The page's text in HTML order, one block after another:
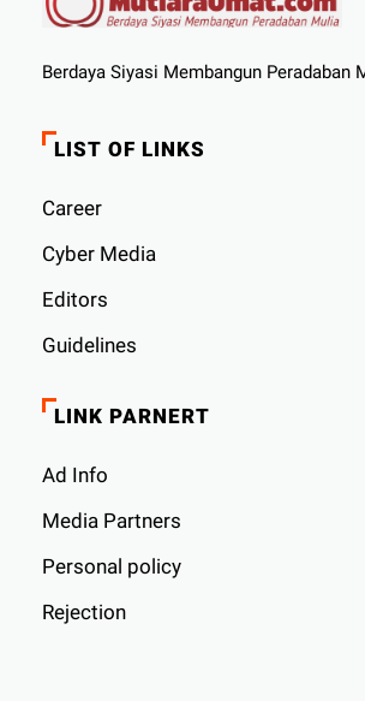
Berdaya Siyasi Membangun Peradaban
LIST OF LINKS
Career
Cyber ​​Media
Editors
Guidelines
LINK PARNERT
Ad Info
Media Partners
Personal policy
Rejection